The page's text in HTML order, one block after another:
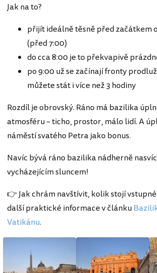
Jak na to?
přijít ideálně těsně před začátkem
(před 7:00)
do cca 8:00 je to překvapivě
po 9:00 už se začínají fronty
můžete stát i více než 3 hodiny
Rozdíl je obrovský. Ráno má bazilika
atmosféru – ticho, prostor, málo lidí. A
náměstí svatého Petra jako bonus.
Navíc bývá ráno bazilika nádherně
vycházejícím sluncem!
👉 Jak chrám navštívit, kolik stojí
další praktické informace v článku
Vatikánu.